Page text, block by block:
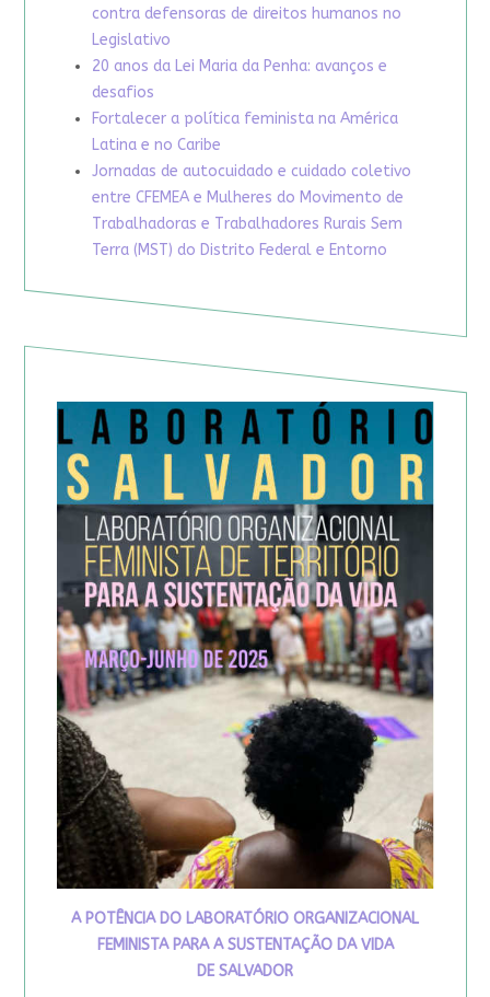
contra defensoras de direitos humanos no
Legislativo
20 anos da Lei Maria da Penha: avanços e
desafios
Fortalecer a política feminista na América
Latina e no Caribe
Jornadas de autocuidado e cuidado coletivo
entre CFEMEA e Mulheres do Movimento de
Trabalhadoras e Trabalhadores Rurais Sem
Terra (MST) do Distrito Federal e Entorno
A POTÊNCIA DO LABORATÓRIO ORGANIZACIONAL
FEMINISTA PARA A SUSTENTAÇÃO DA VIDA
DE SALVADOR